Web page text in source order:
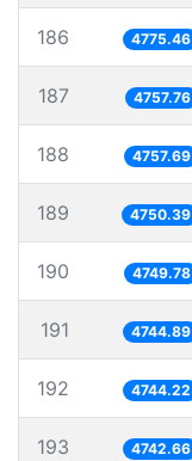
186 4775.46
187 4757.76
188 4757.69
189 4750.39
190 4749.78
191 4744.89
192 4744.22
193 4742.66